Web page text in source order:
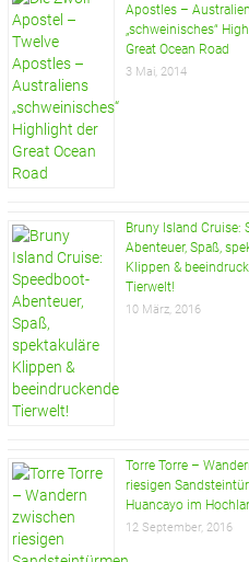
Apostles –
„schweinisches“
Great Ocean Road
3 Mai, 2014
Bruny Island Cruise:
Abenteuer, Spaß,
Klippen &
Tierwelt!
10 März, 2016
Torre Torre –
riesigen
Huancayo im
12 September, 2016